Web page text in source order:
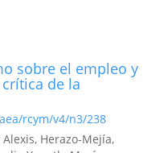
sobre el empleo y
de la
rcym/v4/n3/238
Herazo-Mejía,